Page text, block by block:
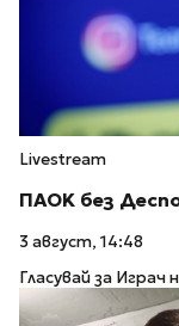
Livestream
ПАOK без
3 август, 14:48
Гласувай за